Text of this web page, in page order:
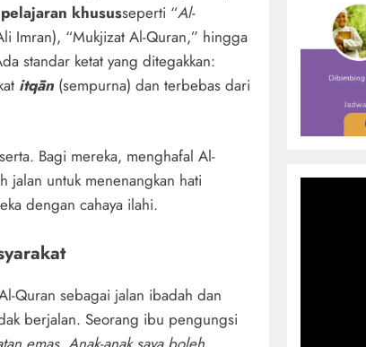
khususseperti “Al-
Imran), “Mukjizat Al-Quran,” hingga
standar ketat yang ditegakkan:
itqān (sempurna) dan terbebas dari
Bagi mereka, menghafal Al-
jalan untuk menenangkan hati
dengan cahaya ilahi.
Quran sebagai jalan ibadah dan
berjalan. Seorang ibu pengungsi